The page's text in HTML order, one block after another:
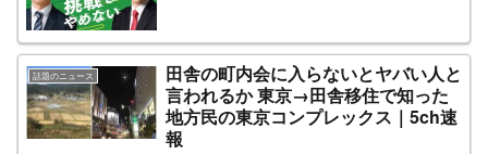
話題のニュース
田舎の町内会に入らないとヤバい人と
言われるか 東京→田舎移住で知った
地方民の東京コンプレックス｜5ch速
報